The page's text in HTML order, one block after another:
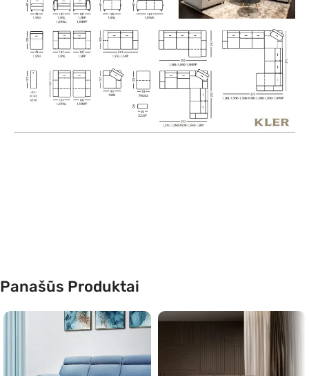
Panašūs Produktai